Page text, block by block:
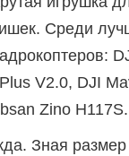
Среди
V2.0, DJI
Zino H117S.
Зная размер